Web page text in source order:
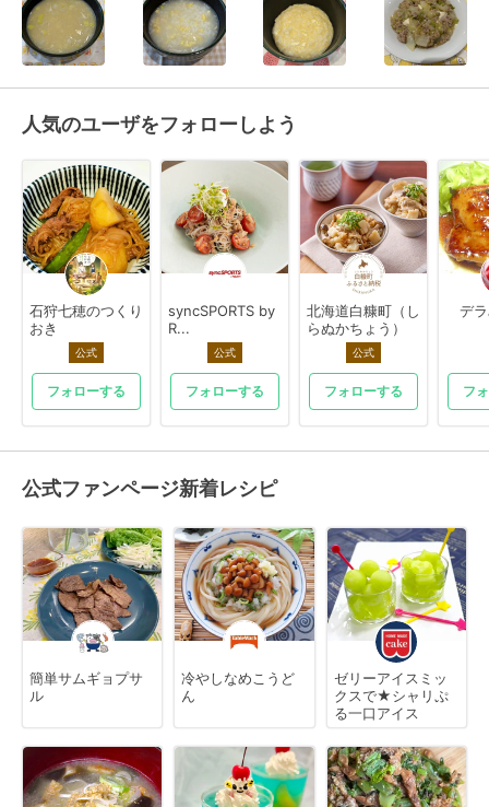
人気のユーザをフォローしよう
石狩七穂のつくり
おき
公式
フォローする
syncSPORTS by
R...
公式
フォローする
北海道白糠町（し
らぬかちょう）
公式
フォローする
デ
フ
公式ファンページ新着レシピ
簡単サムギョプサ
ル
冷やしなめこうど
ん
ゼリーアイスミッ
クスで★シャリぷ
る一口アイス